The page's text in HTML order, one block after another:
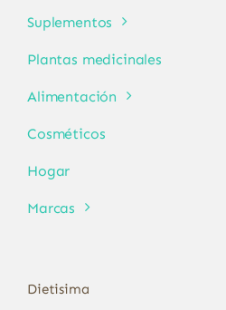
Suplementos
Plantas medicinales
Alimentación
Cosméticos
Hogar
Marcas
Dietisima